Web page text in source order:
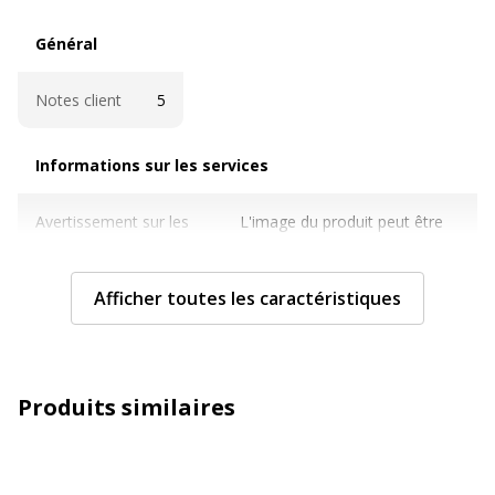
Général
Notes client 5
Informations sur les services
Avertissement sur les
L'image du produit peut être
Caractéristiques techniques
Caractéristiques techniques
Afficher toutes les caractéristiques
Produits similaires